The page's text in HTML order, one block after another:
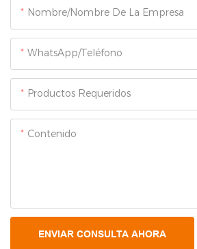
Nombre/Nombre De La Empresa
WhatsApp/Teléfono
Productos Requeridos
Contenido
ENVIAR CONSULTA AHORA